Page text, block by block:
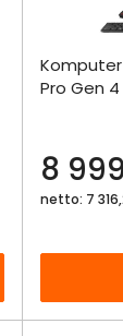
Włóż do
torby
Komputer
Pro Gen 4
8
netto: 7